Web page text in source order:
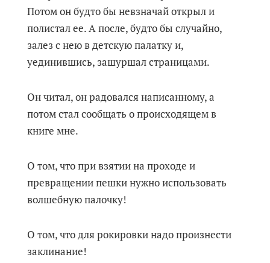
Потом он будто бы невзначай открыл и
полистал ее. А после, будто бы случайно,
залез с нею в детскую палатку и,
уединившись, зашуршал страницами.
Он читал, он радовался написанному, а
потом стал сообщать о происходящем в
книге мне.
О том, что при взятии на проходе и
превращении пешки нужно использовать
волшебную палочку!
О том, что для рокировки надо произнести
заклинание!